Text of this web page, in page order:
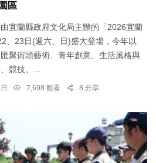
區
宜蘭縣政府文化局主辦的「2026宜蘭
、23日(週六、日)盛大登場，今年以
聚街頭藝術、青年創意、生活風格與
競技、...
7,698 觀看 8 分享